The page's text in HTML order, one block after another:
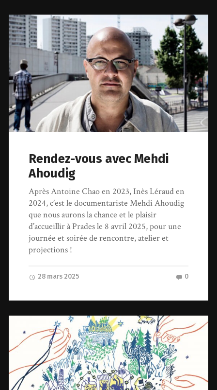
Rendez-vous avec Mehdi
Ahoudig
Après Antoine Chao en 2023, Inès Léraud en
2024, c’est le documentariste Mehdi Ahoudig
que nous aurons la chance et le plaisir
d’accueillir à Prades le 8 avril 2025, pour une
journée et soirée de rencontre, atelier et
projections !
28 mars 2025 0